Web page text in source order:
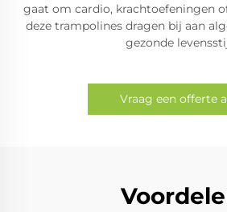
gaat om cardio, krachtoefeningen
deze trampolines dragen bij aan
gezonde
Vraag een offerte